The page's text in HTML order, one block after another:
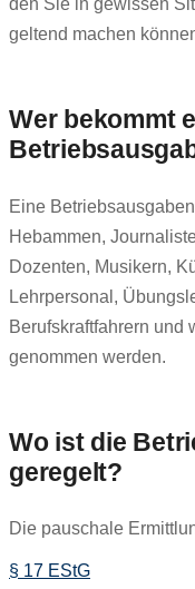
den Sie in gewissen
geltend machen
Wer bekommt
Eine
Hebammen,
Dozenten, Musikern,
Lehrpersonal,
Berufskraftfahrern und
genommen werden.
Wo ist die
geregelt?
Die pauschale
§ 17 EStG